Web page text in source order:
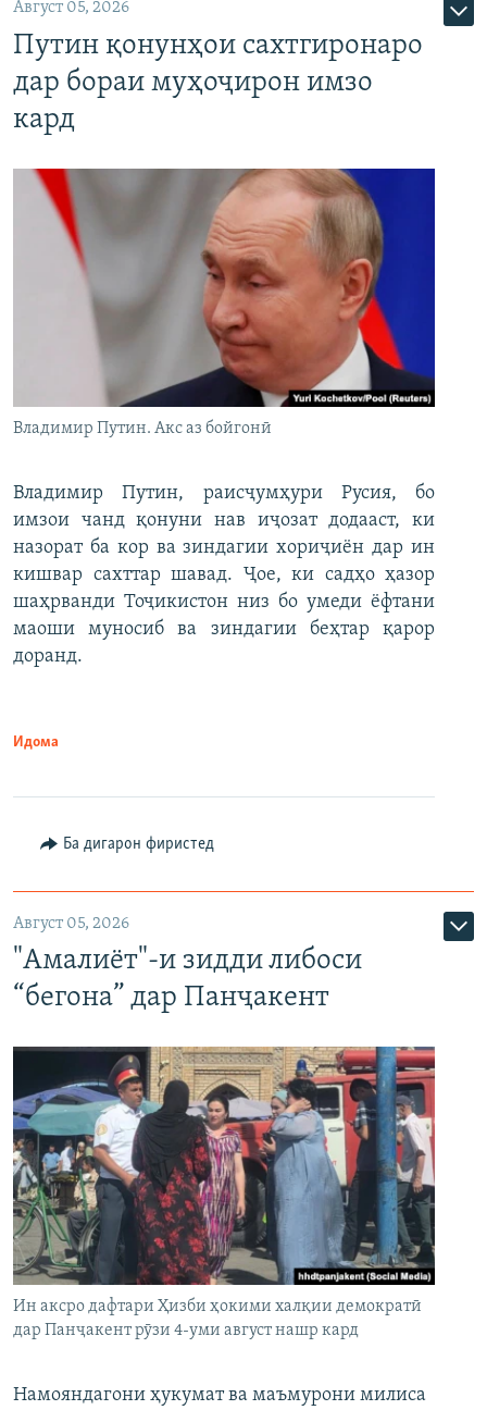
Август 05, 2026
Путин қонунҳои сахтгиронаро
дар бораи муҳоҷирон имзо
кард
Владимир Путин. Акс аз бойгонӣ
Владимир Путин, раисҷумҳури Русия, бо
имзои чанд қонуни нав иҷозат додааст, ки
назорат ба кор ва зиндагии хориҷиён дар ин
кишвар сахттар шавад. Ҷое, ки садҳо ҳазор
шаҳрванди Тоҷикистон низ бо умеди ёфтани
маоши муносиб ва зиндагии беҳтар қарор
доранд.
Идома
Ба дигарон фиристед
Август 05, 2026
"Амалиёт"-и зидди либоси
“бегона” дар Панҷакент
Ин аксро дафтари Ҳизби ҳокими халқии демократӣ
дар Панҷакент рӯзи 4-уми август нашр кард
Намояндагони ҳукумат ва маъмурони милиса